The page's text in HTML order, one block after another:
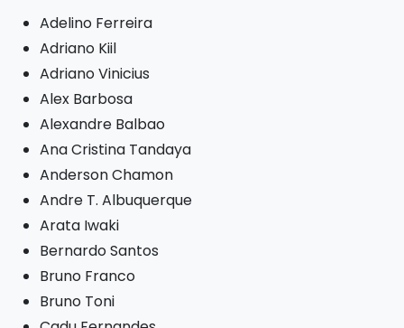
Adelino Ferreira
Adriano Kiil
Adriano Vinicius
Alex Barbosa
Alexandre Balbao
Ana Cristina Tandaya
Anderson Chamon
Andre T. Albuquerque
Arata Iwaki
Bernardo Santos
Bruno Franco
Bruno Toni